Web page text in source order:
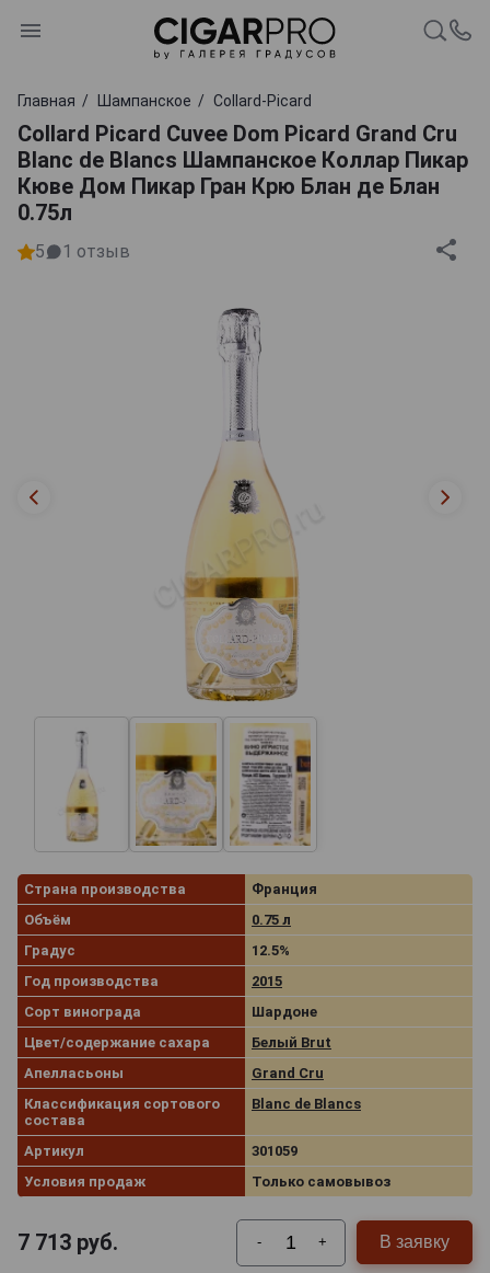
Главная Шампанское Collard-Picard
Collard Picard Cuvee Dom Picard Grand Cru
Blanc de Blancs Шампанское Коллар Пикар
Кюве Дом Пикар Гран Крю Блан де Блан
0.75л
5 1 отзыв
Страна производства
Франция
Объём
0.75 л
Градус
12.5%
Год производства
2015
Сорт винограда
Шардоне
Цвет/содержание сахара
Белый Brut
Апелласьоны
Grand Cru
Классификация сортового
состава
Blanc de Blancs
Артикул
301059
Условия продаж
Только самовывоз
7 713 руб. - + В заявку